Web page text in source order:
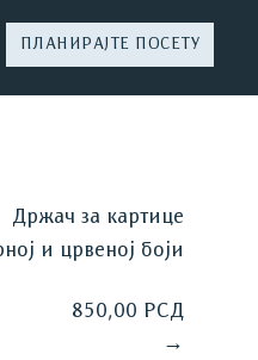
ПЛАНИРАЈТЕ ПОСЕТУ
Држач за картице
и црвеној боји
850,00 РСД
→